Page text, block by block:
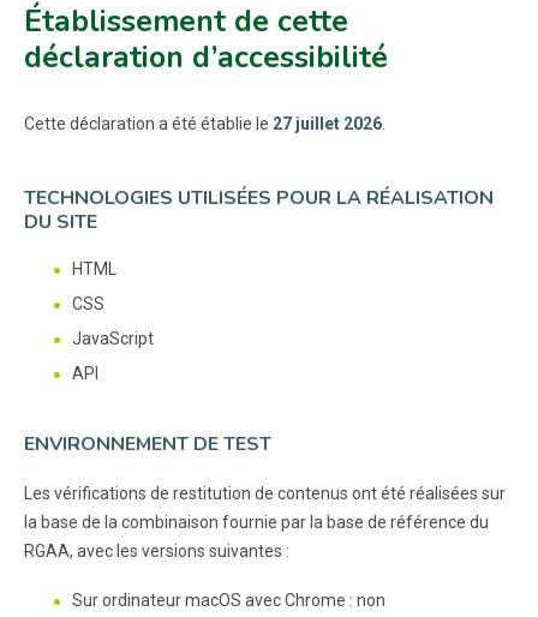
Établissement de cette
déclaration d’accessibilité
Cette déclaration a été établie le 27 juillet 2026
TECHNOLOGIES UTILISÉES POUR LA RÉALISATION
DU SITE
HTML
CSS
JavaScript
API
ENVIRONNEMENT DE TEST
Les vérifications de restitution de contenus ont été réalisées sur
la base de la combinaison fournie par la base de référence du
RGAA, avec les versions suivantes :
Sur ordinateur macOS avec Chrome : non